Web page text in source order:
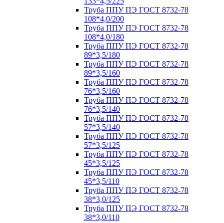
Труба ППУ ПЭ ГОСТ 8732-78
108*4,0/200
Труба ППУ ПЭ ГОСТ 8732-78
108*4,0/180
Труба ППУ ПЭ ГОСТ 8732-78
89*3,5/180
Труба ППУ ПЭ ГОСТ 8732-78
89*3,5/160
Труба ППУ ПЭ ГОСТ 8732-78
76*3,5/160
Труба ППУ ПЭ ГОСТ 8732-78
76*3,5/140
Труба ППУ ПЭ ГОСТ 8732-78
57*3,5/140
Труба ППУ ПЭ ГОСТ 8732-78
57*3,5/125
Труба ППУ ПЭ ГОСТ 8732-78
45*3,5/125
Труба ППУ ПЭ ГОСТ 8732-78
45*3,5/110
Труба ППУ ПЭ ГОСТ 8732-78
38*3,0/125
Труба ППУ ПЭ ГОСТ 8732-78
38*3,0/110